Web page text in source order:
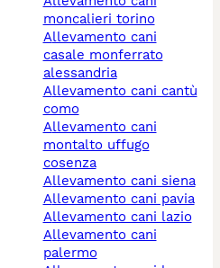
moncalieri torino
allevamento cani
casale monferrato
alessandria
allevamento cani cantù
como
allevamento cani
montalto uffugo
cosenza
allevamento cani siena
allevamento cani pavia
allevamento cani lazio
allevamento cani
palermo